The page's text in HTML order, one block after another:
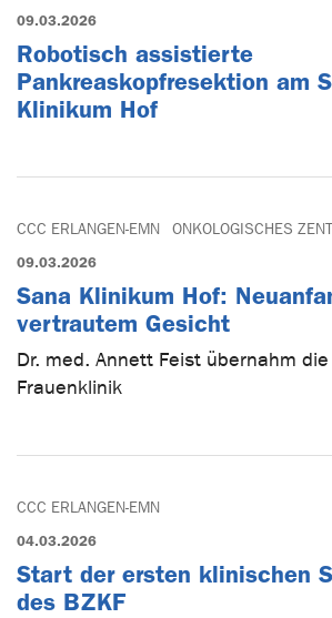
09.03.2026
Robotisch assistierte
Pankreaskopfresektion am
Klinikum Hof
CCC ERLANGEN-EMN ONKOLOGISCHES
09.03.2026
Sana Klinikum Hof:
vertrautem Gesicht
Dr. med. Annett Feist übernahm
Frauenklinik
CCC ERLANGEN-EMN
04.03.2026
Start der ersten klinischen
des BZKF